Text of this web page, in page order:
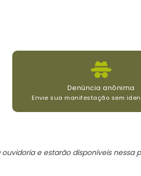
Denúncia anônima
Envie sua manifestação sem
e estarão disponíveis nessa